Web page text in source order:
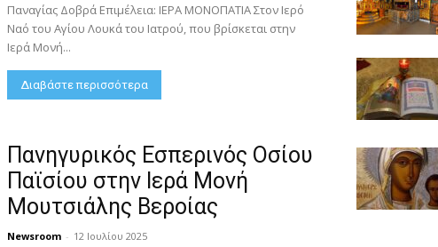
Παναγίας Δοβρά Επιμέλεια: ΙΕΡΑ ΜΟΝΟΠΑΤΙΑ Στον Ιερό
Ναό του Αγίου Λουκά του Ιατρού, που βρίσκεται στην
Ιερά Μονή...
Διαβάστε περισσότερα
Πανηγυρικός Εσπερινός Οσίου
Παϊσίου στην Ιερά Μονή
Μουτσιάλης Βεροίας
Newsroom - 12 Ιουλίου 2025